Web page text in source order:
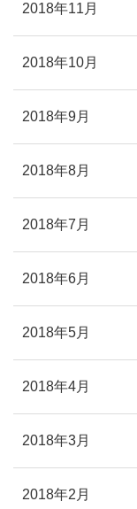
2018年11月
2018年10月
2018年9月
2018年8月
2018年7月
2018年6月
2018年5月
2018年4月
2018年3月
2018年2月